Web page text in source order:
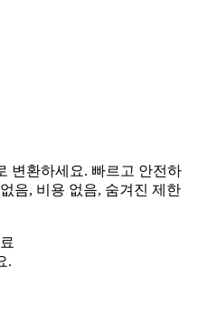
변환하세요. 빠르고 안전하
음, 비용 없음, 숨겨진 제한
.